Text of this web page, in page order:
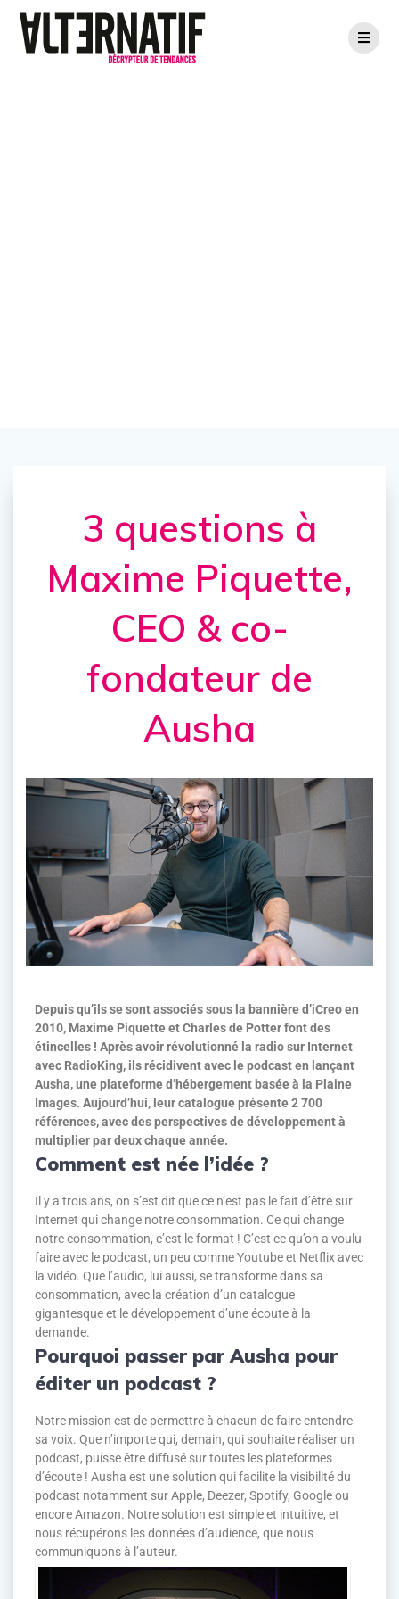
3 questions à
Maxime Piquette,
CEO & co-
fondateur de
Ausha
Depuis qu’ils se sont associés sous la bannière d’iCreo en
2010, Maxime Piquette et Charles de Potter font des
étincelles ! Après avoir révolutionné la radio sur Internet
avec RadioKing, ils récidivent avec le podcast en lançant
Ausha, une plateforme d’hébergement basée à la Plaine
Images. Aujourd’hui, leur catalogue présente 2 700
références, avec des perspectives de développement à
multiplier par deux chaque année.
Comment est née l’idée ?
Il y a trois ans, on s’est dit que ce n’est pas le fait d’être sur
Internet qui change notre consommation. Ce qui change
notre consommation, c’est le format ! C’est ce qu’on a voulu
faire avec le podcast, un peu comme Youtube et Netflix avec
la vidéo. Que l’audio, lui aussi, se transforme dans sa
consommation, avec la création d’un catalogue
gigantesque et le développement d’une écoute à la
demande.
Pourquoi passer par Ausha pour
éditer un podcast ?
Notre mission est de permettre à chacun de faire entendre
sa voix. Que n’importe qui, demain, qui souhaite réaliser un
podcast, puisse être diffusé sur toutes les plateformes
d’écoute ! Ausha est une solution qui facilite la visibilité du
podcast notamment sur Apple, Deezer, Spotify, Google ou
encore Amazon. Notre solution est simple et intuitive, et
nous récupérons les données d’audience, que nous
communiquons à l’auteur.